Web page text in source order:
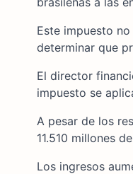
Este impuesto
determinar que
El director
impuesto se
A pesar de los
11.510 millones
Los ingresos